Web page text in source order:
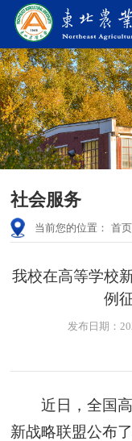
社会服务
当前您的位置： 首页
我校在高等学校
例
发布日期：
近日，全国
新战略联盟公布